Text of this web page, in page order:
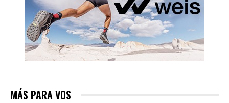
MÁS PARA VOS